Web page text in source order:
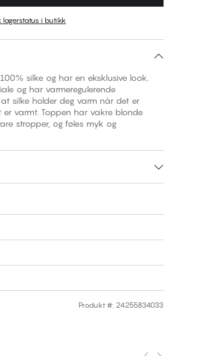
lagerstatus i butikk
silke og har en eksklusive look.
og har varmeregulerende
silke holder deg varm når det er
varmt. Toppen har vakre blonde
stropper, og føles myk og
Produkt #: 24255834033